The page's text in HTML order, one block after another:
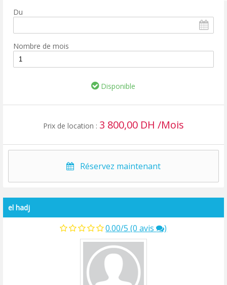
Du
Nombre de mois
Disponible
Prix de location : 3 800,00 DH /Mois
Réservez maintenant
el hadj
0.00/5 (0 avis )